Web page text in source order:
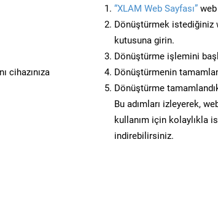
cihazınıza
“XLAM Web Sayfası”
Dönüştürmek istediğiniz
kutusuna girin.
Dönüştürme işlemini
Dönüştürmenin
Dönüştürme
Bu adımları izleyerek,
kullanım için kolaylıkla
indirebilirsiniz.